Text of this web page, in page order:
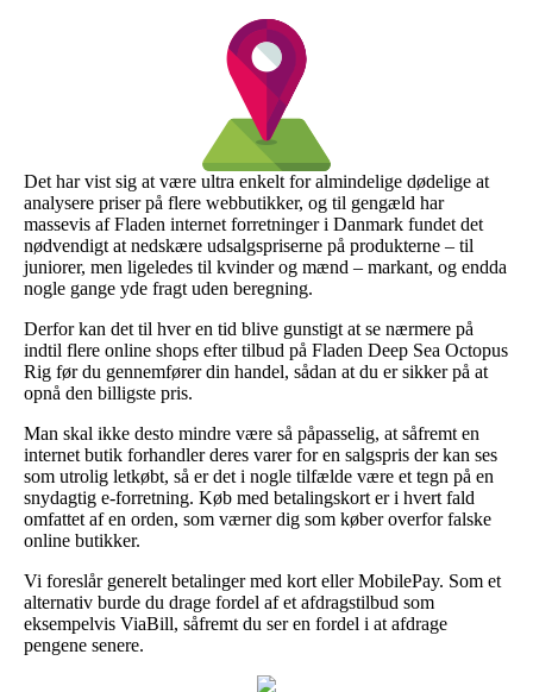
Det har vist sig at være ultra enkelt for almindelige dødelige at
analysere priser på flere webbutikker, og til gengæld har
massevis af Fladen internet forretninger i Danmark fundet det
nødvendigt at nedskære udsalgspriserne på produkterne – til
juniorer, men ligeledes til kvinder og mænd – markant, og endda
nogle gange yde fragt uden beregning.
Derfor kan det til hver en tid blive gunstigt at se nærmere på
indtil flere online shops efter tilbud på Fladen Deep Sea Octopus
Rig før du gennemfører din handel, sådan at du er sikker på at
opnå den billigste pris.
Man skal ikke desto mindre være så påpasselig, at såfremt en
internet butik forhandler deres varer for en salgspris der kan ses
som utrolig letkøbt, så er det i nogle tilfælde være et tegn på en
snydagtig e-forretning. Køb med betalingskort er i hvert fald
omfattet af en orden, som værner dig som køber overfor falske
online butikker.
Vi foreslår generelt betalinger med kort eller MobilePay. Som et
alternativ burde du drage fordel af et afdragstilbud som
eksempelvis ViaBill, såfremt du ser en fordel i at afdrage
pengene senere.